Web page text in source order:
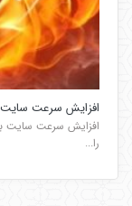
افزایش سرعت سایت
افزایش سرعت سایت
را...